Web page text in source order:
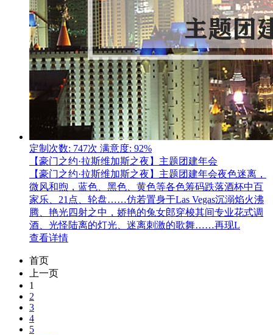
定制次数: 747次 满意度: 92%
【豪门之约·拉斯维加斯之夜】主题团建年会
【豪门之约·拉斯维加斯之夜】主题团建年会夜色迷离，
微风和煦，蓝色、黑色、黄色等各色筹码跌落酒杯中百
家乐、21点、轮盘……仿若置身于Las Vegas沉溺焰火沸
腾、艳光四射之中，娇艳的兔女郎穿梭其间专业花式调
酒、光怪陆离的灯光、迷离刺激的歌舞……再现L
查看详情
首页
上一页
1
2
3
4
5